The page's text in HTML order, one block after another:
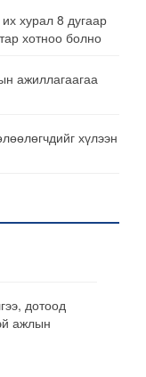
хурал 8 дугаар
хотноо болно
ажиллагаагаа
хүлээн
дотоод
ажлын